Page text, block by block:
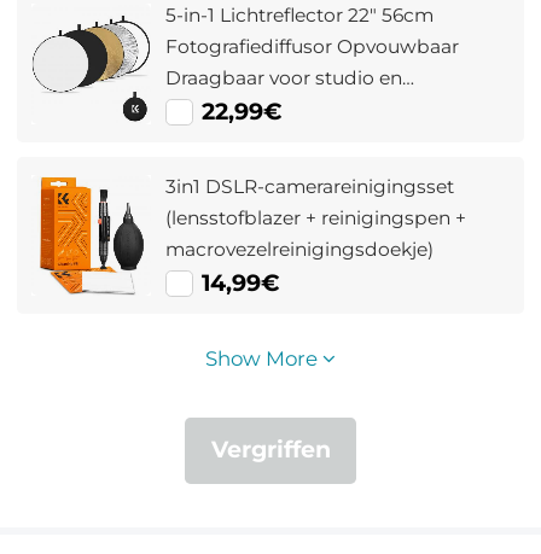
5-in-1 Lichtreflector 22" 56cm
Fotografiediffusor Opvouwbaar
Draagbaar voor studio en
Buitenverlichting Goud Zilver Wit
22,99€
3in1 DSLR-camerareinigingsset
(lensstofblazer + reinigingspen +
macrovezelreinigingsdoekje)
14,99€
Show More
Vergriffen